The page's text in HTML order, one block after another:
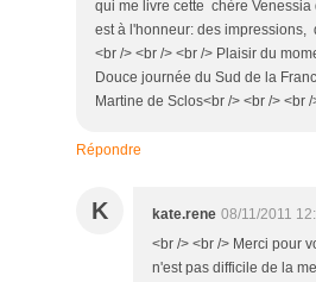
qui me livre cette chère
est à l'honneur: des impressions,
<br /> <br /> <br /> Plaisir du
Douce journée du Sud de la
Martine de Sclos<br /> <br /> <br /
Répondre
K kate.rene 08/11/2011
<br /> <br /> Merci pour
n'est pas difficile de la